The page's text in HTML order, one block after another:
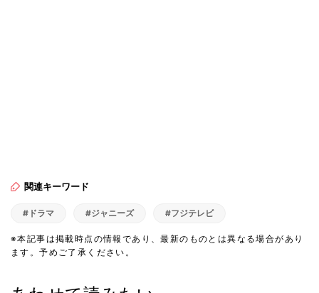
関連キーワード
#ドラマ #ジャニーズ #フジテレビ
※本記事は掲載時点の情報であり、最新のものとは異なる場合があり
ます。予めご了承ください。